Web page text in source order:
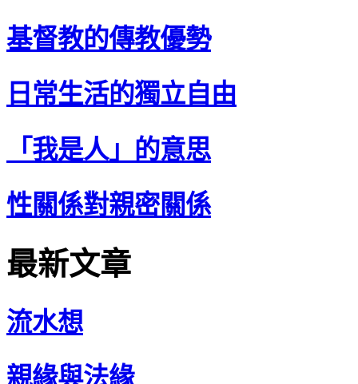
基督教的傳教優勢
日常生活的獨立自由
「我是人」的意思
性關係對親密關係
最新文章
流水想
親緣與法緣